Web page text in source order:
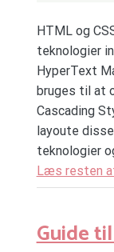
HTML og
teknologier
HyperText
bruges til at
Cascading
layoute
teknologier
Læs resten
Guide